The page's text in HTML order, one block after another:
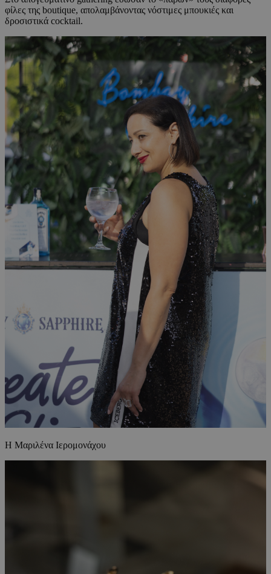
φίλες της boutique, απολαμβάνοντας νόστιμες μπουκιές και
δροσιστικά cocktail.
Η Μαριλένα Ιερομονάχου